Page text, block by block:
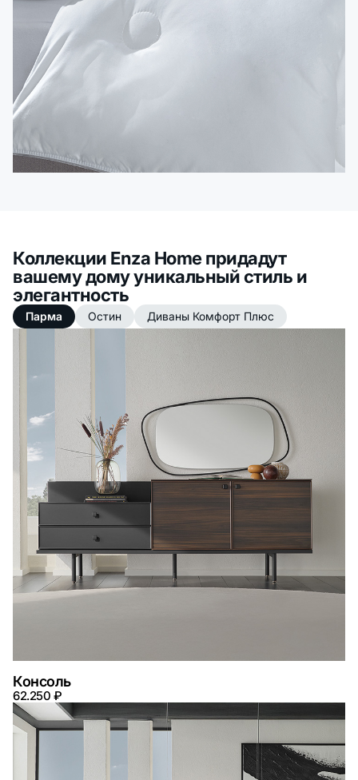
Коллекции Enza Home придадут
вашему дому уникальный стиль и
элегантность
Парма Остин Диваны Комфорт Плюс
Консоль
62.250 ₽